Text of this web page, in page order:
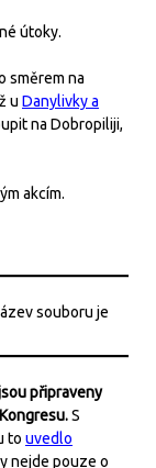
útoky.
směrem na
u Danylivky a
na Dobropiliji,
akcím.
připraveny
S
to uvedlo
nejde pouze o